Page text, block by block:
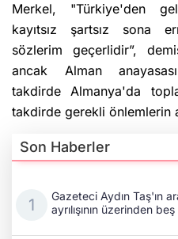
Merkel, "Türkiye'den
kayıtsız şartsız sona
sözlerim geçerlidir”,
ancak Alman
takdirde Almanya'da
takdirde gerekli önlemlerin
Son Haberler
Gazeteci Aydın Taş'ın
ayrılışının üzerinden